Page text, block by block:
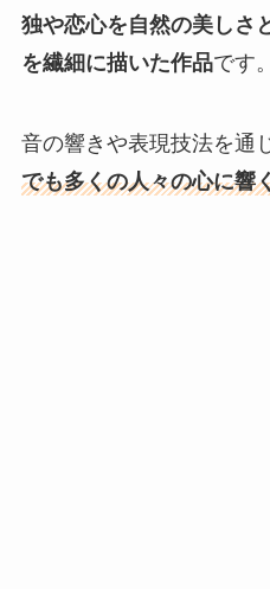
独や恋心を自然の美しさ
を繊細に描いた作品です。
音の響きや表現技法を通
でも多くの人々の心に響